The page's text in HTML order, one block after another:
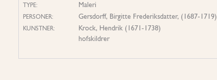
TYPE: Maleri
PERSONER: Gersdorff, Birgitte Frederiksdatter, (1687-1719)
KUNSTNER:
Krock, Hendrik (1671-1738)
hofskildrer